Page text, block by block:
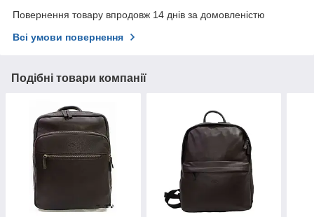
Повернення товару впродовж 14 днів за домовленістю
Всі умови повернення
Подібні товари компанії